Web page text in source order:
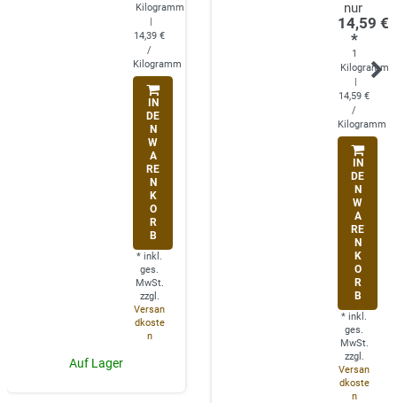
Kilogramm
|
14,39 €
/
Kilogramm
IN
DE
N
W
A
RE
N
K
O
R
B
* inkl.
ges.
MwSt.
zzgl.
Versan
dkoste
n
Auf Lager
14,59 €
*
1
Kilogramm
|
14,59 €
/
Kilogramm
IN
DE
N
W
A
RE
N
K
O
R
B
* inkl.
ges.
MwSt.
zzgl.
Versan
dkoste
n